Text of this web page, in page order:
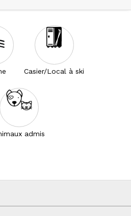
Casier/Local à ski
admis